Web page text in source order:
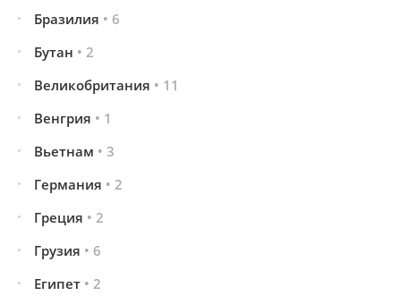
Бразилия • 6
Бутан • 2
Великобритания • 11
Венгрия • 1
Вьетнам • 3
Германия • 2
Греция • 2
Грузия • 6
Египет • 2